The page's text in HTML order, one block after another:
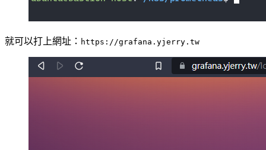
就可以打上網址： https://grafana.yjerry.tw